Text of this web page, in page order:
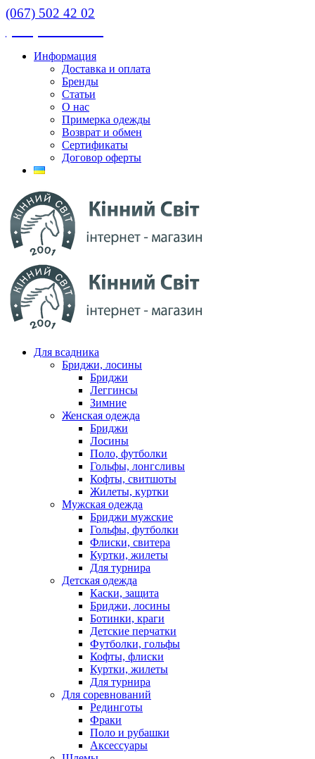
(067) 502 42 02
Информация
Доставка и оплата
Бренды
Статьи
О нас
Примерка одежды
Возврат и обмен
Сертификаты
Договор оферты
Для всадника
Бриджи, лосины
Бриджи
Леггинсы
Зимние
Женская одежда
Бриджи
Лосины
Поло, футболки
Гольфы, лонгсливы
Кофты, свитшоты
Жилеты, куртки
Мужская одежда
Бриджи мужские
Гольфы, футболки
Флиски, свитера
Куртки, жилеты
Для турнира
Детская одежда
Каски, защита
Бриджи, лосины
Ботинки, краги
Детские перчатки
Футболки, гольфы
Кофты, флиски
Куртки, жилеты
Для турнира
Для соревнований
Рединготы
Фраки
Поло и рубашки
Аксессуары